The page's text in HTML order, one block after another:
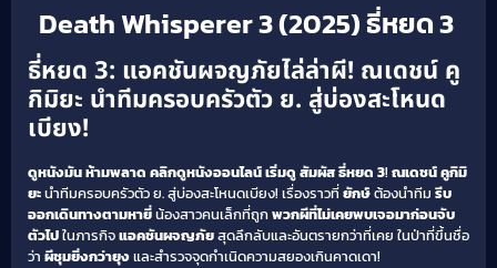
Death Whisperer 3 (2025) ธี่หยด 3
ธี่หยด 3: แอคชันผจญภัยไล่ล่าผี! ณเดชน์ คู
กิมิยะ นำทีมครอบครัวตัว ย. สู่บ่องสะโหนด
เบียง!
ดูหนังมัน ห้ามพลาด คลิกดูหนังออนไลน์ เริ่มดู สัมผัสธี่หยด 3! ณเดชน์ คูกิมิ
ยะนำทีมครอบครัวตัว ย. สู่บ่องสะโหนดเบียง! เรื่องราวที่ยักษ์ต้องนำทีม รีบ
ออกเดินทางตามหายี่น้องสาวคนเล็กที่ถูกพวกผีที่ไม่เคยพบเจอมาก่อนจับ
ตัวไปในภารกิจแอคชันผจญภัยสุดลึกลับและอันตรายกว่าที่เคย ในป่าที่ขึ้นชื่อ
ว่า ผีชุมยิ่งกว่ายุงและสำรวจจุดกำเนิดความสยองเกินคาดเดา!